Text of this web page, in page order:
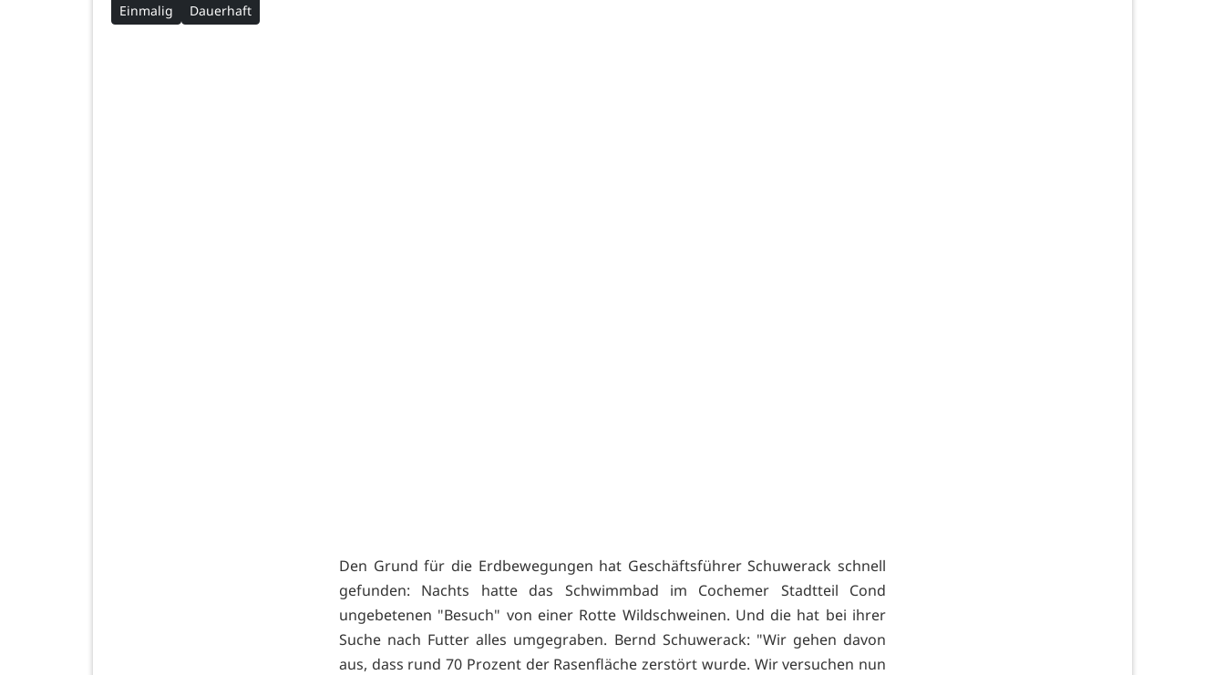
Einmalig Dauerhaft
Den Grund für die Erdbewegungen hat Geschäftsführer Schuwerack schnell
gefunden: Nachts hatte das Schwimmbad im Cochemer Stadtteil Cond
ungebetenen "Besuch" von einer Rotte Wildschweinen. Und die hat bei ihrer
Suche nach Futter alles umgegraben. Bernd Schuwerack: "Wir gehen davon
aus, dass rund 70 Prozent der Rasenfläche zerstört wurde. Wir versuchen nun